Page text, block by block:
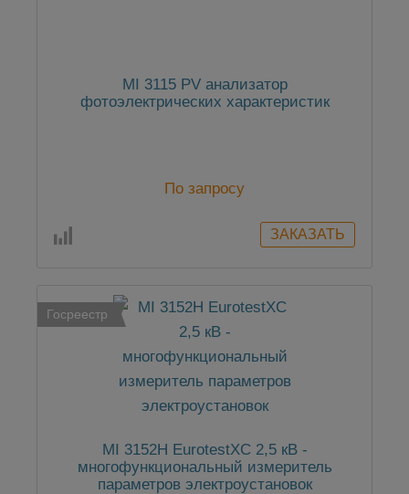
MI 3115 PV анализатор
фотоэлектрических характеристик
По запросу
Госреестр
MI 3152H EurotestXC 2,5 кВ -
многофункциональный измеритель
параметров электроустановок